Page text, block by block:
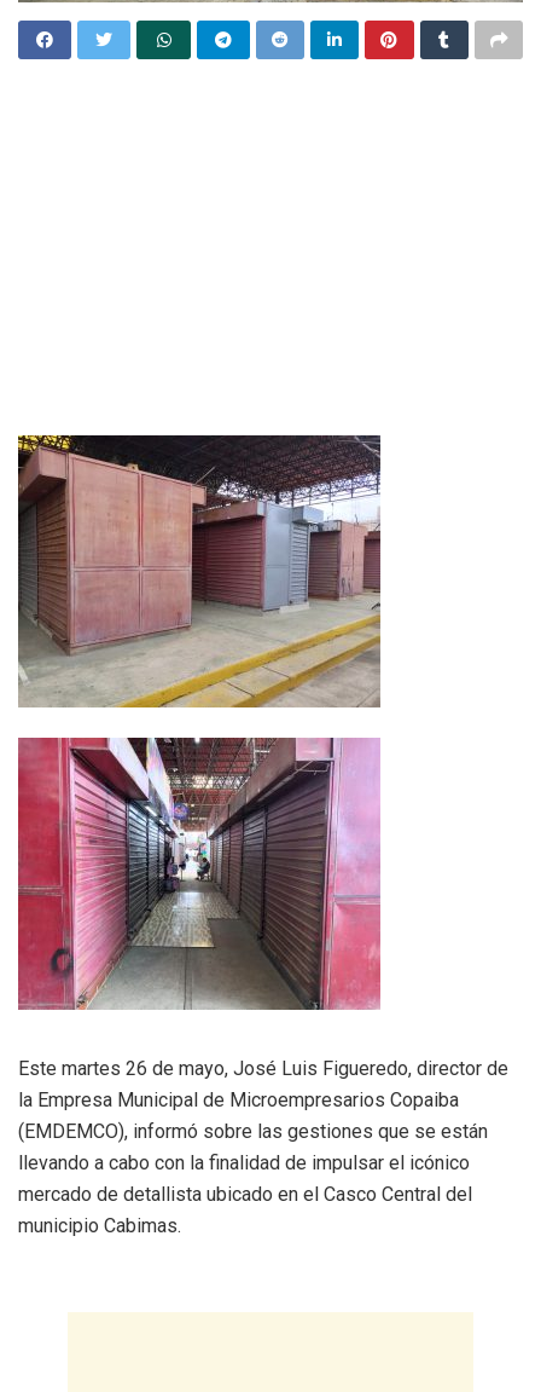
Este martes 26 de mayo, José Luis Figueredo, director de
la Empresa Municipal de Microempresarios Copaiba
(EMDEMCO), informó sobre las gestiones que se están
llevando a cabo con la finalidad de impulsar el icónico
mercado de detallista ubicado en el Casco Central del
municipio Cabimas.